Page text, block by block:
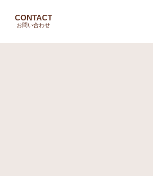
CONTACT
お問い合わせ